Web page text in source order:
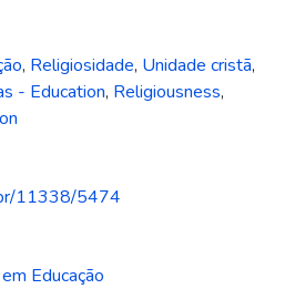
, Religiosidade, Unidade cristã,
- Education, Religiousness,
11338/5474
Educação